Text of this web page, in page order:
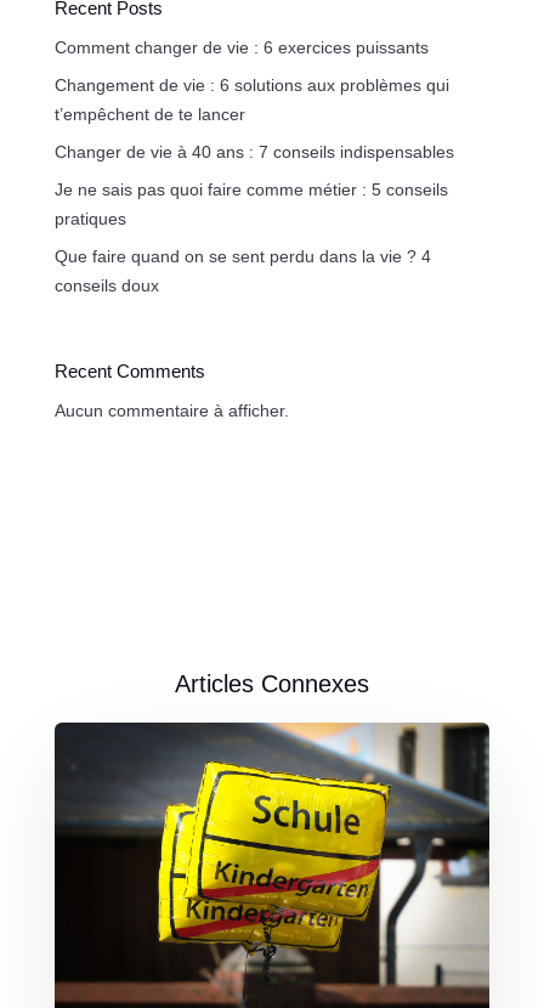
Recent Posts
Comment changer de vie : 6 exercices puissants
Changement de vie : 6 solutions aux problèmes qui
t’empêchent de te lancer
Changer de vie à 40 ans : 7 conseils indispensables
Je ne sais pas quoi faire comme métier : 5 conseils
pratiques
Que faire quand on se sent perdu dans la vie ? 4
conseils doux
Recent Comments
Aucun commentaire à afficher.
Articles Connexes